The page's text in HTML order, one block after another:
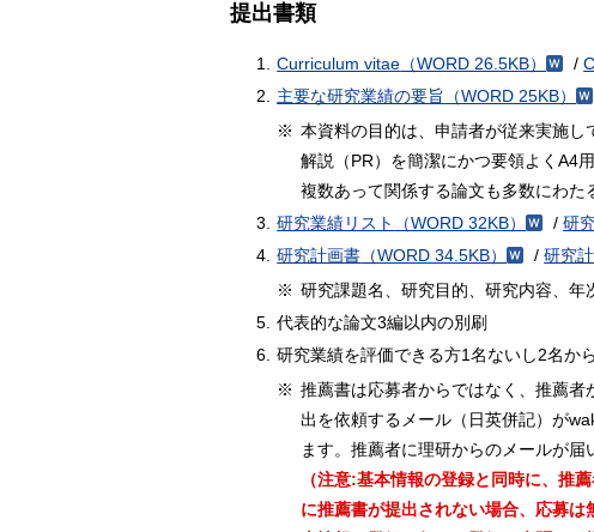
提出書類
1. Curriculum vitae （WORD 26.5KB） /
2.
主要な研究業績の要旨 （WORD 25KB）
※ 本資料の目的は、申請者が従来実施
解説（PR）を簡潔にかつ要領よくA4
複数あって関係する論文も多数にわた
3.
研究業績リスト （WORD 32KB） /研
4. 研究計画書 （WORD 34.5KB） /研究
※ 研究課題名、研究目的、研究内容、年
5. 代表的な論文3編以内の別刷
6. 研究業績を評価できる方1名ないし2名か
※ 推薦書は応募者からではなく、推薦
出を依頼するメール（日英併記）が
ます。推薦者に理研からのメールが届
（注意:基本情報の登録と同時に、推
に推薦書が提出されない場合、応募